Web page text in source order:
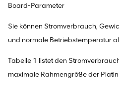
Board-Parameter
Sie können Stromverbrauch,
und normale Betriebstemperatur
Tabelle 1 listet den
maximale Rahmengröße der